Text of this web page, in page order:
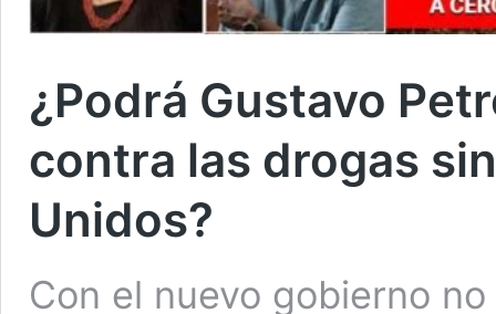
¿Podrá Gustavo
contra las drogas
Unidos?
Con el nuevo gobierno